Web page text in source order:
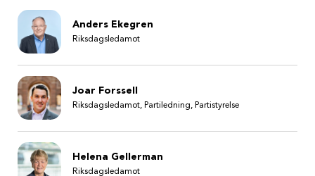
Anders Ekegren
Riksdagsledamot
Joar Forssell
Riksdagsledamot, Partiledning, Partistyrelse
Helena Gellerman
Riksdagsledamot